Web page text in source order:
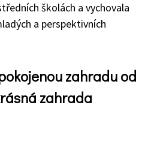
Speciál
školách a vychovala
a perspektivních
zahradu od
zahrada